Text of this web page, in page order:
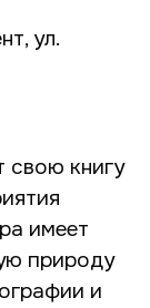
ул.
свою книгу
имеет
природу
и